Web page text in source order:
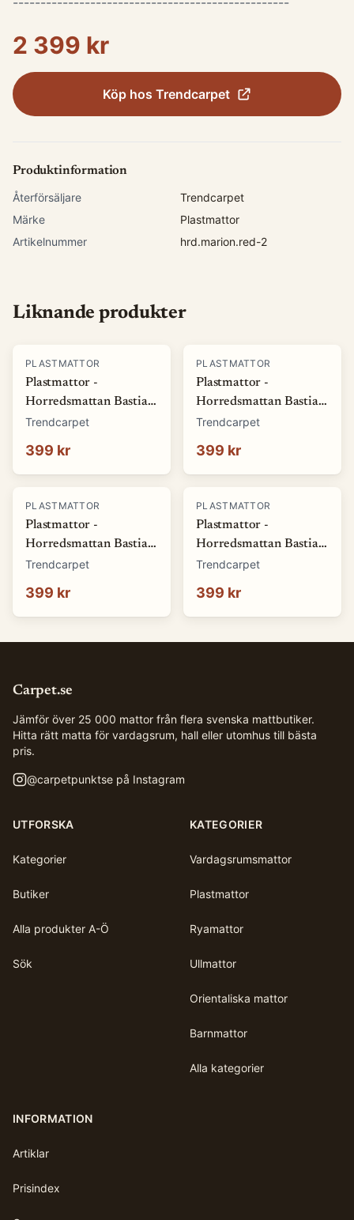
2 399 kr
Köp hos Trendcarpet
Produktinformation
Återförsäljare
Trendcarpet
Märke
Plastmattor
Artikelnummer
hrd.marion.red-2
Liknande produkter
PLASTMATTOR
Plastmattor -
Horredsmattan Bastian
(grön) (Storlek: 70 x 50
Trendcarpet
399 kr
PLASTMATTOR
Plastmattor -
Horredsmattan Bastian
(röd) (Storlek: 70 x 50
Trendcarpet
399 kr
PLASTMATTOR
Plastmattor -
Horredsmattan Bastian
(blå) (Storlek: 70 x 50
Trendcarpet
399 kr
PLASTMATTOR
Plastmattor -
Horredsmattan Bastian
(brun) (Storlek: 70 x 50
Trendcarpet
399 kr
Carpet.se
Jämför över 25 000 mattor från flera svenska mattbutiker.
Hitta rätt matta för vardagsrum, hall eller utomhus till bästa
pris.
@carpetpunktse på Instagram
UTFORSKA
Kategorier
Butiker
Alla produkter A-Ö
Sök
KATEGORIER
Vardagsrumsmattor
Plastmattor
Ryamattor
Ullmattor
Orientaliska mattor
Barnmattor
Alla kategorier
INFORMATION
Artiklar
Prisindex